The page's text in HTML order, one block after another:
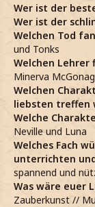
Wer ist der
Wer ist der
Welchen Tod
und Tonks
Welchen
Minerva
Welchen
liebsten treffen
Welche
Neville und Luna
Welches Fach
unterrichten
spannend und
Was wäre euer
Zauberkunst //